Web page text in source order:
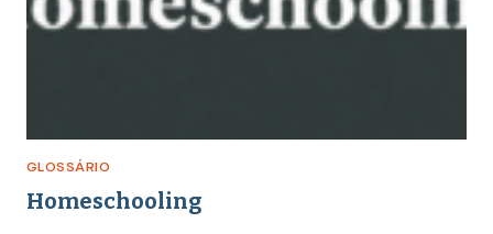
GLOSSÁRIO
Homeschooling